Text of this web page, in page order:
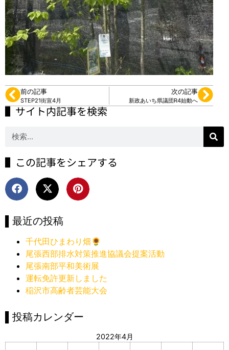
前の記事
STEP21街宣4月
次の記事
新政あいち県議団R4始動へ
▌サイト内記事を検索
▌この記事をシェアする
▌最近の投稿
千代田ひまわり畑🌻
尾張西部排水対策推進協議会提案活動
尾張南部平和美術展
運転免許更新しました
稲沢市高齢者芸能大会
▌投稿カレンダー
2022年4月